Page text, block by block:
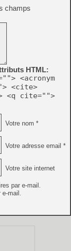
champs
HTML:
<acronym
<cite>
<q cite="">
Votre nom *
Votre adresse email *
Votre site internet
par e-mail.
e-mail.